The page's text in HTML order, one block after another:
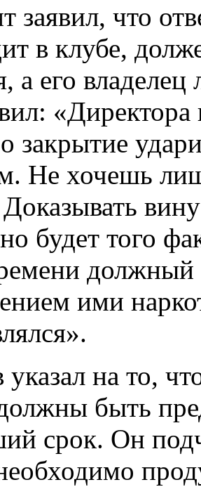
заявил, что
в клубе,
а его
закрытие
Не хочешь
будет того
должный
ими
указал на то,
быть
срок. Он